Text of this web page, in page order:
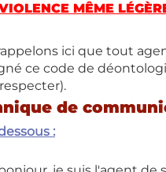
MÊME
ici que tout
ce code de
de
: